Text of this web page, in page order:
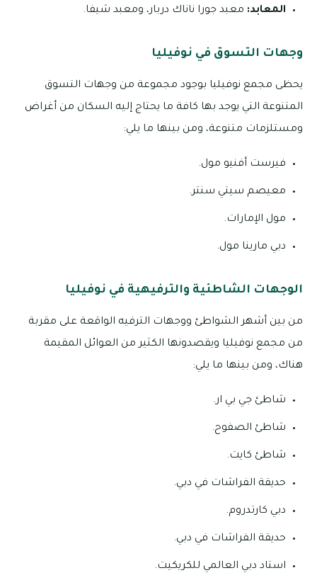
المعابد: معبد جورا ناناك دربار، ومعبد شيفا.
وجهات التسوق في نوفيليا
يحظى مجمع نوفيليا بوجود مجموعة من وجهات التسوق
المتنوعة التي يوجد بها كافة ما يحتاج إليه السكان من أغراض
ومستلزمات متنوعة، ومن بينها ما يلي:
فيرست أفنيو مول.
معيصم سيتي سنتر.
مول الإمارات.
دبي مارينا مول.
الوجهات الشاطئية والترفيهية في نوفيليا
من بين أشهر الشواطئ ووجهات الترفيه الواقعة على مقربة
من مجمع نوفيليا ويقصدونها الكثير من العوائل المقيمة
هناك، ومن بينها ما يلي:
شاطئ جي بي ار.
شاطئ الصفوح.
شاطئ كايت.
حديقة الفراشات في دبي.
دبي كارتدروم.
حديقة الفراشات في دبي.
استاد دبي العالمي للكريكيت.